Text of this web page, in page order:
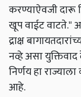
करण्याऐवजी दारू
खूप वाईट वाटते."
द्राक्ष
नव्हे असा
निर्णय हा
आहे.